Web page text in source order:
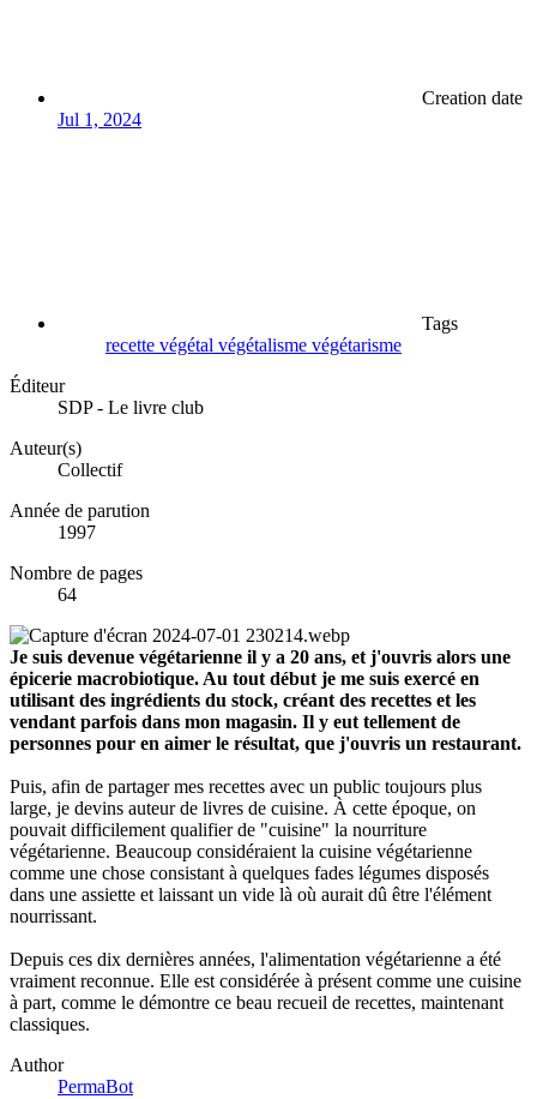
Creation date
Jul 1, 2024
Tags
recette végétal végétalisme végétarisme
Éditeur
SDP - Le livre club
Auteur(s)
Collectif
Année de parution
1997
Nombre de pages
64
Je suis devenue végétarienne il y a 20 ans, et j'ouvris alors une
épicerie macrobiotique. Au tout début je me suis exercé en
utilisant des ingrédients du stock, créant des recettes et les
vendant parfois dans mon magasin. Il y eut tellement de
personnes pour en aimer le résultat, que j'ouvris un restaurant.
Puis, afin de partager mes recettes avec un public toujours plus
large, je devins auteur de livres de cuisine. À cette époque, on
pouvait difficilement qualifier de "cuisine" la nourriture
végétarienne. Beaucoup considéraient la cuisine végétarienne
comme une chose consistant à quelques fades légumes disposés
dans une assiette et laissant un vide là où aurait dû être l'élément
nourrissant.
Depuis ces dix dernières années, l'alimentation végétarienne a été
vraiment reconnue. Elle est considérée à présent comme une cuisine
à part, comme le démontre ce beau recueil de recettes, maintenant
classiques.
Author
PermaBot